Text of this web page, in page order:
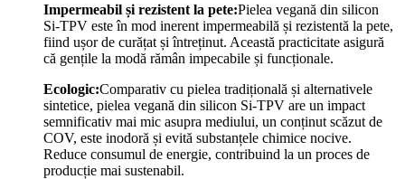
Impermeabil și rezistent la pete:Pielea vegană din silicon
Si-TPV este în mod inerent impermeabilă și rezistentă la pete,
fiind ușor de curățat și întreținut. Această practicitate asigură
că gențile la modă rămân impecabile și funcționale.
Ecologic:Comparativ cu pielea tradițională și alternativele
sintetice, pielea vegană din silicon Si-TPV are un impact
semnificativ mai mic asupra mediului, un conținut scăzut de
COV, este inodoră și evită substanțele chimice nocive.
Reduce consumul de energie, contribuind la un proces de
producție mai sustenabil.